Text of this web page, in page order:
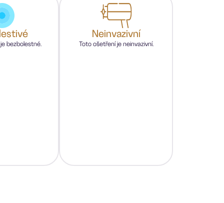
bezbolestné.
Neinvazivní
Toto ošetření je neinvazivní.